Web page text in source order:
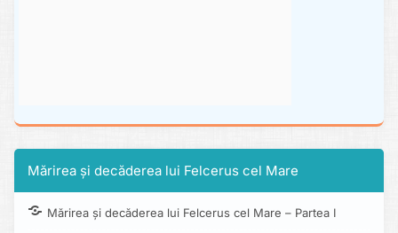
Mărirea și decăderea lui Felcerus cel Mare
Mărirea și decăderea lui Felcerus cel Mare – Partea I